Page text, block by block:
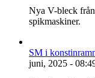
Nya V-bleck
spikmaskiner.
SM i
juni, 2025 -